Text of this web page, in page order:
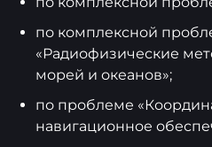
по комплексной
«Радиофизические
морей и океанов»;
по проблеме
навигационное